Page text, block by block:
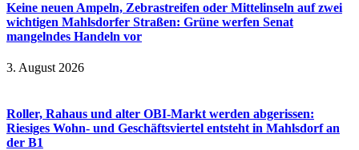
Keine neuen Ampeln, Zebrastreifen oder Mittelinseln auf zwei
wichtigen Mahlsdorfer Straßen: Grüne werfen Senat
mangelndes Handeln vor
3. August 2026
Roller, Rahaus und alter OBI-Markt werden abgerissen:
Riesiges Wohn- und Geschäftsviertel entsteht in Mahlsdorf an
der B1